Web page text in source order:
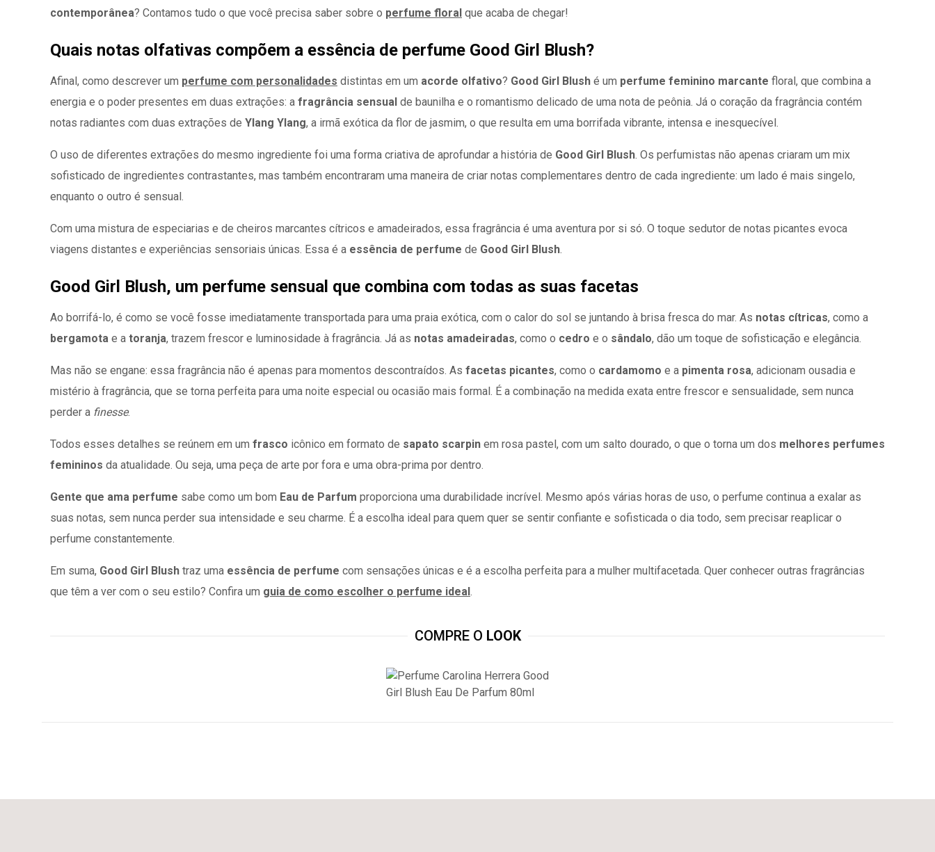
contemporânea? Contamos tudo o que você precisa saber sobre o perfume floral que acaba de chegar!
Quais notas olfativas compõem a essência de perfume Good Girl Blush?
Afinal, como descrever um perfume com personalidades distintas em um acorde olfativo? Good Girl Blush é um perfume feminino marcante floral, que combina a
energia e o poder presentes em duas extrações: a fragrância sensual de baunilha e o romantismo delicado de uma nota de peônia. Já o coração da fragrância contém
notas radiantes com duas extrações de Ylang Ylang, a irmã exótica da flor de jasmim, o que resulta em uma borrifada vibrante, intensa e inesquecível.
O uso de diferentes extrações do mesmo ingrediente foi uma forma criativa de aprofundar a história de Good Girl Blush. Os perfumistas não apenas criaram um mix
sofisticado de ingredientes contrastantes, mas também encontraram uma maneira de criar notas complementares dentro de cada ingrediente: um lado é mais singelo,
enquanto o outro é sensual.
Com uma mistura de especiarias e de cheiros marcantes cítricos e amadeirados, essa fragrância é uma aventura por si só. O toque sedutor de notas picantes evoca
viagens distantes e experiências sensoriais únicas. Essa é a essência de perfume de Good Girl Blush.
Good Girl Blush, um perfume sensual que combina com todas as suas facetas
Ao borrifá-lo, é como se você fosse imediatamente transportada para uma praia exótica, com o calor do sol se juntando à brisa fresca do mar. As notas cítricas, como a
bergamota e a toranja, trazem frescor e luminosidade à fragrância. Já as notas amadeiradas, como o cedro e o sândalo, dão um toque de sofisticação e elegância.
Mas não se engane: essa fragrância não é apenas para momentos descontraídos. As facetas picantes, como o cardamomo e a pimenta rosa, adicionam ousadia e
mistério à fragrância, que se torna perfeita para uma noite especial ou ocasião mais formal. É a combinação na medida exata entre frescor e sensualidade, sem nunca
perder a finesse.
Todos esses detalhes se reúnem em um frasco icônico em formato de sapato scarpin em rosa pastel, com um salto dourado, o que o torna um dos melhores perfumes
femininos da atualidade. Ou seja, uma peça de arte por fora e uma obra-prima por dentro.
Gente que ama perfume sabe como um bom Eau de Parfum proporciona uma durabilidade incrível. Mesmo após várias horas de uso, o perfume continua a exalar as
suas notas, sem nunca perder sua intensidade e seu charme. É a escolha ideal para quem quer se sentir confiante e sofisticada o dia todo, sem precisar reaplicar o
perfume constantemente.
Em suma, Good Girl Blush traz uma essência de perfume com sensações únicas e é a escolha perfeita para a mulher multifacetada. Quer conhecer outras fragrâncias
que têm a ver com o seu estilo? Confira um guia de como escolher o perfume ideal.
COMPRE O LOOK